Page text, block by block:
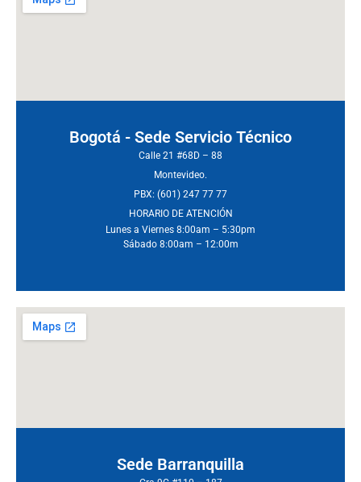
Bogotá - Sede Servicio Técnico
Calle 21 #68D – 88
Montevideo.
PBX: (601) 247 77 77
HORARIO DE ATENCIÓN
Lunes a Viernes 8:00am – 5:30pm
Sábado 8:00am – 12:00m
Sede Barranquilla